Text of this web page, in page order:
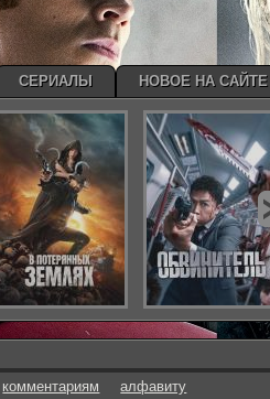
комментариям алфавиту
СЕРИАЛЫ НОВОЕ НА САЙТЕ